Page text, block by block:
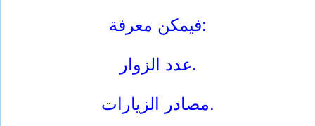
فيمكن معرفة:
عدد الزوار.
مصادر الزيارات.